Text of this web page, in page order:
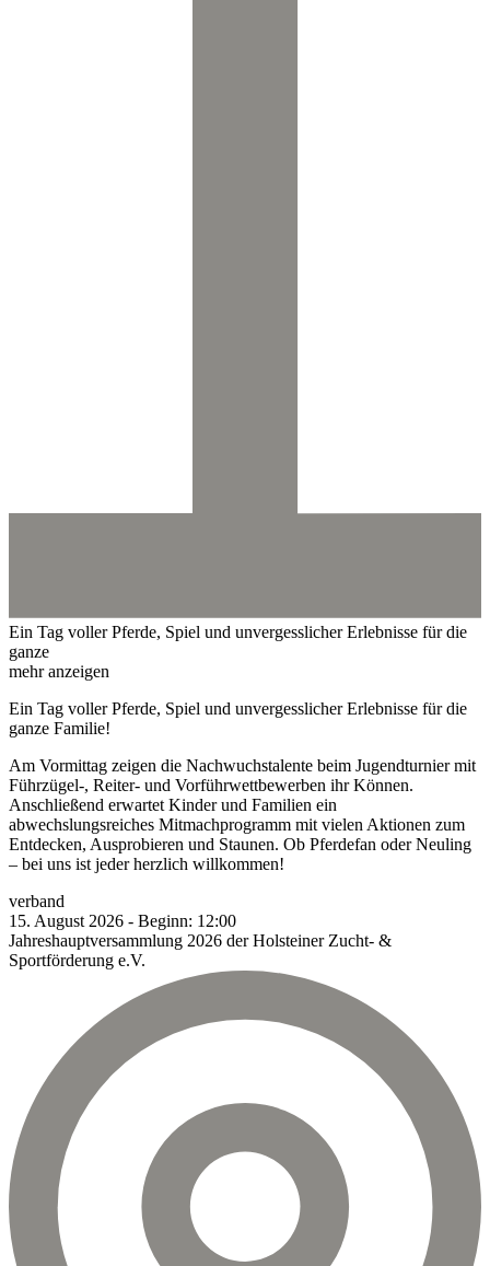
Ein Tag voller Pferde, Spiel und unvergesslicher Erlebnisse für die
ganze
mehr anzeigen
Ein Tag voller Pferde, Spiel und unvergesslicher Erlebnisse für die
ganze Familie!
Am Vormittag zeigen die Nachwuchstalente beim Jugendturnier mit
Führzügel-, Reiter- und Vorführwettbewerben ihr Können.
Anschließend erwartet Kinder und Familien ein
abwechslungsreiches Mitmachprogramm mit vielen Aktionen zum
Entdecken, Ausprobieren und Staunen. Ob Pferdefan oder Neuling
– bei uns ist jeder herzlich willkommen!
verband
15. August 2026 - Beginn: 12:00
Jahreshauptversammlung 2026 der Holsteiner Zucht- &
Sportförderung e.V.